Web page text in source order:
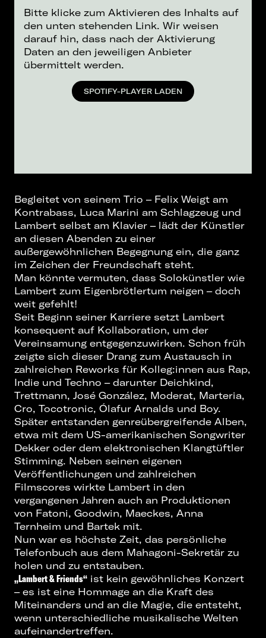
Bitte klicke zum Aktivieren des Inhalts auf
den unten stehenden Link. Wir weisen
darauf hin, dass nach der Aktivierung
Daten an den jeweiligen Anbieter
übermittelt werden.
SPOTIFY-PLAYER LADEN
Begleitet von seinem Trio – Felix Weigt am
Kontrabass, Luca Marini am Schlagzeug und
Lambert selbst am Klavier – lädt der Künstler
an diesen Abenden zu einer
außergewöhnlichen Begegnung ein, die ganz
im Zeichen der Freundschaft steht.
Man könnte vermuten, dass Solokünstler wie
Lambert zum Eigenbrötlertum neigen – doch
weit gefehlt!
Seit Beginn seiner Karriere setzt Lambert
konsequent auf Kollaboration, um der
Vereinsamung entgegenzuwirken. Schon früh
zeigte sich dieser Drang zum Austausch in
zahlreichen Reworks für Kolleg:innen aus Rap,
Indie und Techno – darunter Deichkind,
Trettmann, José González, Moderat, Marteria,
Cro, Tocotronic, Ólafur Arnalds und Boy.
Später entstanden genreübergreifende Alben,
etwa mit dem US-amerikanischen Songwriter
Dekker oder dem elektronischen Klangtüftler
Stimming. Neben seinen eigenen
Veröffentlichungen und zahlreichen
Filmscores wirkte Lambert in den
vergangenen Jahren auch an Produktionen
von Fatoni, Goodwin, Maeckes, Anna
Ternheim und Bartek mit.
Nun war es höchste Zeit, das persönliche
Telefonbuch aus dem Mahagoni-Sekretär zu
holen und zu entstauben.
„Lambert & Friends“ ist kein gewöhnliches Konzert
– es ist eine Hommage an die Kraft des
Miteinanders und an die Magie, die entsteht,
wenn unterschiedliche musikalische Welten
aufeinandertreffen.